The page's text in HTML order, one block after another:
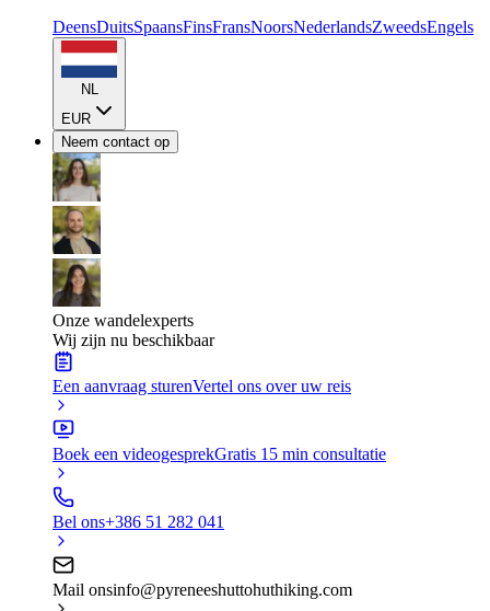
DeensDuitsSpaansFinsFransNoorsNederlandsZweedsEngels
NL
EUR
Neem contact op
Onze wandelexperts
Wij zijn nu beschikbaar
Een aanvraag sturenVertel ons over uw reis
Boek een videogesprekGratis 15 min consultatie
Bel ons+386 51 282 041
Mail onsinfo@pyreneeshuttohuthiking.com